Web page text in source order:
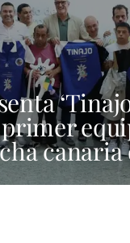
primer
canaria